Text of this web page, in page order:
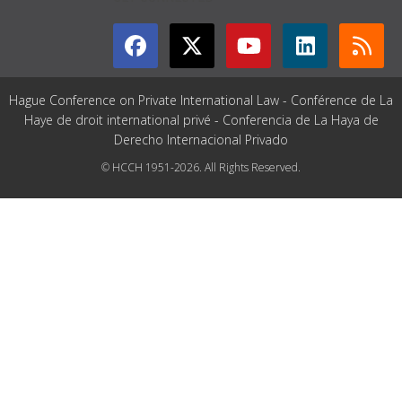
Hague Conference on Private International Law - Conférence de La
Haye de droit international privé - Conferencia de La Haya de
Derecho Internacional Privado
© HCCH 1951-2026. All Rights Reserved.